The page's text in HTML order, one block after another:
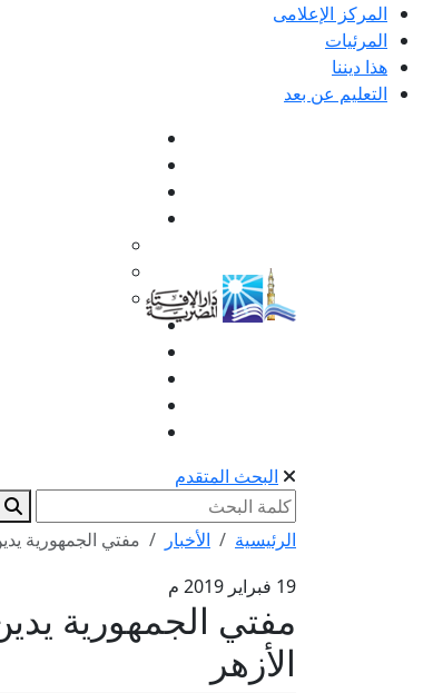
المركز الإعلامى
المرئيات
هذا ديننا
التعليم عن بعد
البحث المتقدم
الرئيسية الأخبار
مفتي الجمهورية
19 فبراير 2019 م
مفتي الجمهورية
الأزهر